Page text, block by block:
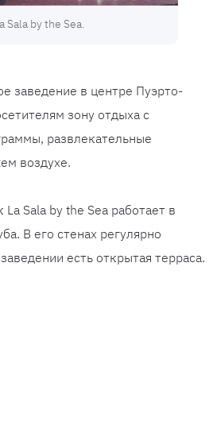
Sala by the Sea.
заведение в центре Пуэрто-
зону отдыха с
развлекательные
воздухе.
Sala by the Sea работает в
В его стенах регулярно
есть открытая терраса.